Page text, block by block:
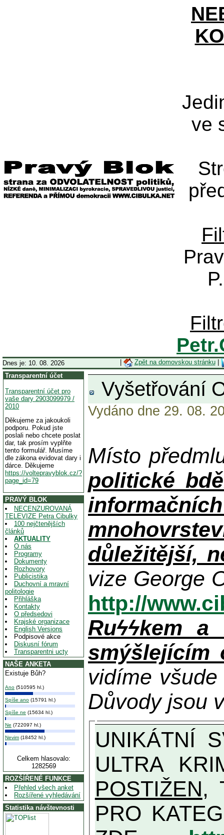
ve
Dnes je: 10. 08. 2026 Zpět na domovskou stránku|
Transparentní účet
Transparentní účet pro
vaše dary 2903099979 /
2010
Děkujeme za jakoukoli
podporu. Pokud jste
poslali nebo chcete poslat
dar, tak prosím vyplňte
tento formulář. Musíme
dle zákona evidovat dary i
dárce. Děkujeme
https://voltepravyblok.cz/?
page_id=79
PRAVÝ BLOK
NECENZUROVANÁ
TELEVIZE Petra Cibulky
100 nejčtenějších
článků
AKTUALITY
O nás
Programy
Dokumenty
Rozhovory
Publicistika
Duchovní a mravní
politologie
Přihláška
Kontakty
O předsedovi
Krajské organizace
English Versions
Podpisové akce
Diskusní fórum
Transparentni ucty
NAŠE ANKETA
Existuje Bůh?
Ano (510595 hl.)
Spíše ano (15791 hl.)
Spíše ne (15634 hl.)
Ne (722097 hl.)
Nevim (18452 hl.)
Celkem hlasovalo:
1282569
ROZŠÍŘENÉ FUNKCE
Přehled všech anket
Rozšířené vyhledávání
Statistika návštevnosti
Vyšetřování
Vydáno dne 29. 08.
Místo
politické
důležitější,
vize George
http://
Ruϟϟkem
smýšlejícím
vidíme
Důvody jsou
UNIKÁTNÍ SVĚDECTVÍ ZE SOUČASNOSTI: PŘEDSEDA VLASTIZRÁDNÉ VLÁDY KGB MIMOŘÁDNĚ DETAILNĚ O
ULTRA
POSTIŽEN,
PRO KATEGORII TĚCH VŮBEC